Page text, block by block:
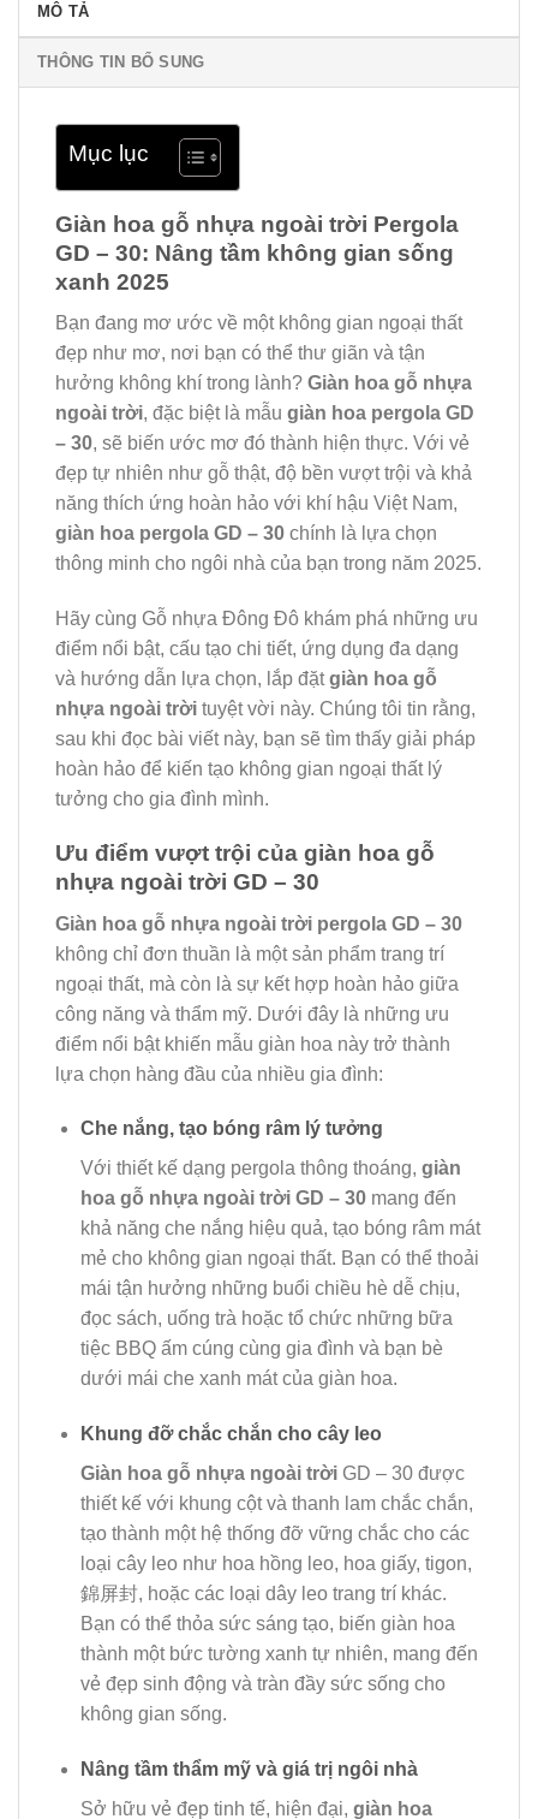
MÔ TẢ
THÔNG TIN BỔ SUNG
Mục lục
Giàn hoa gỗ nhựa ngoài trời Pergola
GD – 30: Nâng tầm không gian sống
xanh 2025
Bạn đang mơ ước về một không gian ngoại thất
đẹp như mơ, nơi bạn có thể thư giãn và tận
hưởng không khí trong lành? Giàn hoa gỗ nhựa
ngoài trời, đặc biệt là mẫu giàn hoa pergola GD
– 30, sẽ biến ước mơ đó thành hiện thực. Với vẻ
đẹp tự nhiên như gỗ thật, độ bền vượt trội và khả
năng thích ứng hoàn hảo với khí hậu Việt Nam,
giàn hoa pergola GD – 30 chính là lựa chọn
thông minh cho ngôi nhà của bạn trong năm 2025.
Hãy cùng Gỗ nhựa Đông Đô khám phá những ưu
điểm nổi bật, cấu tạo chi tiết, ứng dụng đa dạng
và hướng dẫn lựa chọn, lắp đặtgiàn hoa gỗ
nhựa ngoài trời tuyệt vời này. Chúng tôi tin rằng,
sau khi đọc bài viết này, bạn sẽ tìm thấy giải pháp
hoàn hảo để kiến tạo không gian ngoại thất lý
tưởng cho gia đình mình.
Ưu điểm vượt trội của giàn hoa gỗ
nhựa ngoài trời GD – 30
Giàn hoa gỗ nhựa ngoài trời pergola GD – 30
không chỉ đơn thuần là một sản phẩm trang trí
ngoại thất, mà còn là sự kết hợp hoàn hảo giữa
công năng và thẩm mỹ. Dưới đây là những ưu
điểm nổi bật khiến mẫu giàn hoa này trở thành
lựa chọn hàng đầu của nhiều gia đình:
Che nắng, tạo bóng râm lý tưởng
Với thiết kế dạng pergola thông thoáng, giàn
hoa gỗ nhựa ngoài trời GD – 30mang đến
khả năng che nắng hiệu quả, tạo bóng râm mát
mẻ cho không gian ngoại thất. Bạn có thể thoải
mái tận hưởng những buổi chiều hè dễ chịu,
đọc sách, uống trà hoặc tổ chức những bữa
tiệc BBQ ấm cúng cùng gia đình và bạn bè
dưới mái che xanh mát của giàn hoa.
Khung đỡ chắc chắn cho cây leo
Giàn hoa gỗ nhựa ngoài trờiGD – 30 được
thiết kế với khung cột và thanh lam chắc chắn,
tạo thành một hệ thống đỡ vững chắc cho các
loại cây leo như hoa hồng leo, hoa giấy, tigon,
錦屏封, hoặc các loại dây leo trang trí khác.
Bạn có thể thỏa sức sáng tạo, biến giàn hoa
thành một bức tường xanh tự nhiên, mang đến
vẻ đẹp sinh động và tràn đầy sức sống cho
không gian sống.
Nâng tầm thẩm mỹ và giá trị ngôi nhà
Sở hữu vẻ đẹp tinh tế, hiện đại, giàn hoa